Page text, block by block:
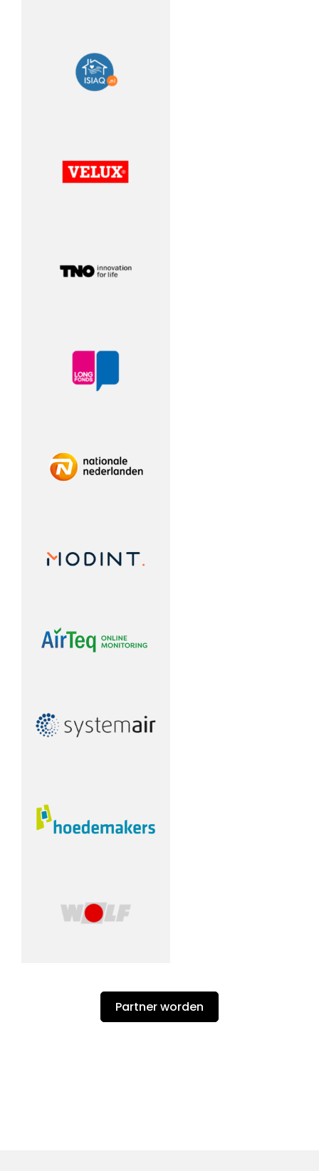
Partner worden